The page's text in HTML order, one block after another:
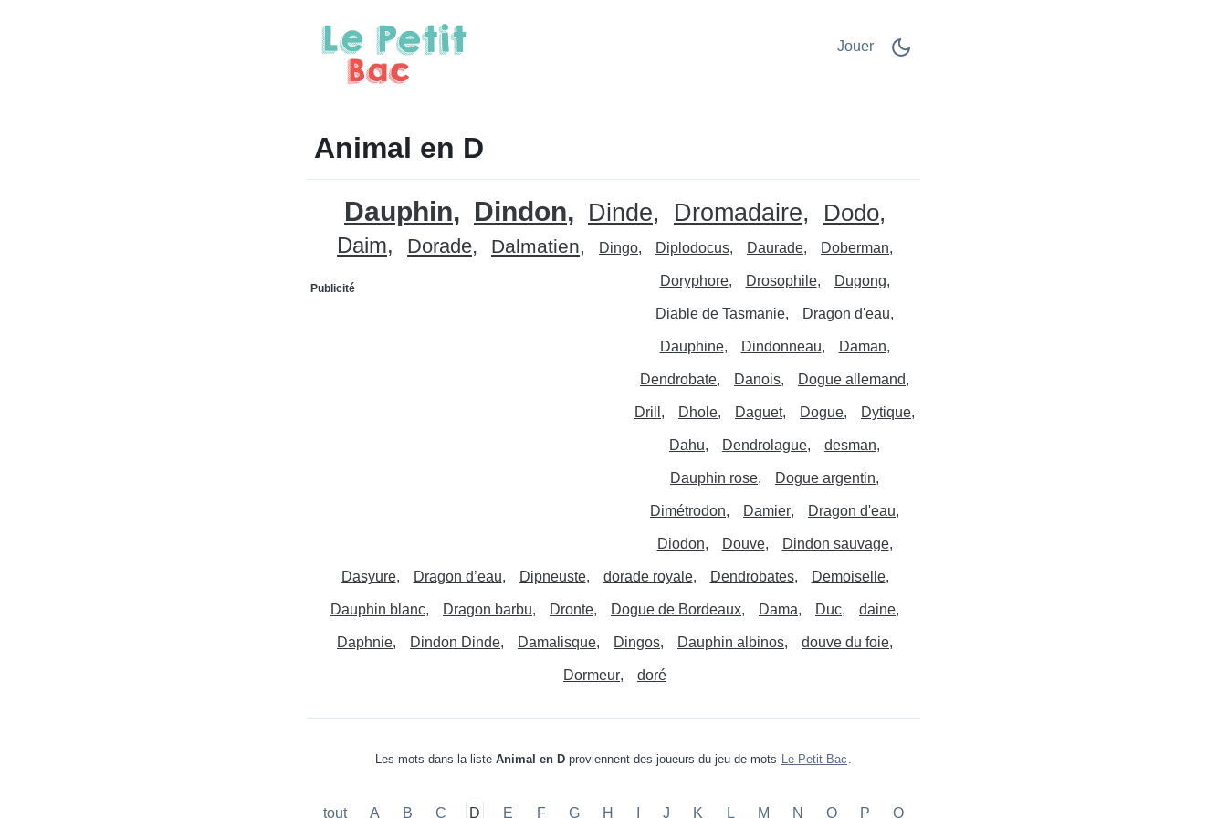
Jouer
Animal en D
Dauphin Dindon Dinde Dromadaire Dodo
Daim Dorade Dalmatien Dingo Diplodocus Daurade Doberman
Doryphore Drosophile Dugong
Publicité
Diable de Tasmanie Dragon d'eau
Dauphine Dindonneau Daman
Dendrobate Danois Dogue allemand
Drill Dhole Daguet Dogue Dytique
Dahu Dendrolague desman
Dauphin rose Dogue argentin
Dimétrodon Damier Dragon d'eau
Diodon Douve Dindon sauvage
Dasyure Dragon d’eau Dipneuste dorade royale Dendrobates Demoiselle
Dauphin blanc Dragon barbu Dronte Dogue de Bordeaux Dama Duc daine
Daphnie Dindon Dinde Damalisque Dingos Dauphin albinos douve du foie
Dormeur doré
Les mots dans la liste Animal en D proviennent des joueurs du jeu de mots Le Petit Bac .
tout A B C D E F G H J K L M N O P Q